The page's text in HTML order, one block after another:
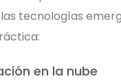
tecnologías
en la nube